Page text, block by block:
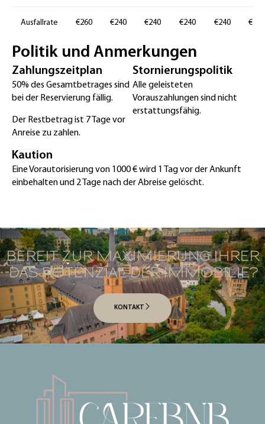
Ausfallrate €260 €240 €240 €240 €240 €260
Politik und Anmerkungen
Zahlungszeitplan
50% des Gesamtbetrages sind
bei der Reservierung fällig.
Der Restbetrag ist 7 Tage vor
Anreise zu zahlen.
Stornierungspolitik
Alle geleisteten
Vorauszahlungen sind nicht
erstattungsfähig.
Kaution
Eine Vorautorisierung von 1000 € wird 1 Tag vor der Ankunft
einbehalten und 2 Tage nach der Abreise gelöscht.
BEREIT ZUR MAXIMIERUNG IHRER
DAS POTENZIAL DER IMMOBILIE?
KONTAKT